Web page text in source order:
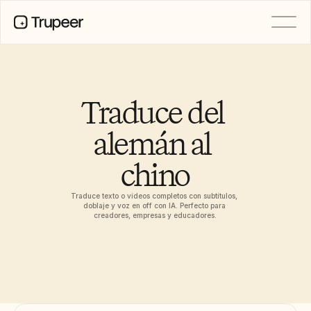
Traduce del
alemán al
chino
Traduce texto o vídeos completos con subtítulos,
doblaje y voz en off con IA. Perfecto para
creadores, empresas y educadores.
Base de conocimientos
Grabación de pantalla con IA